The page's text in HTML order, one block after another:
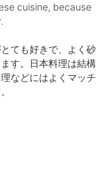
cuisine, because
ても好きで、よく砂
す。日本料理は結構
などにはよくマッチ